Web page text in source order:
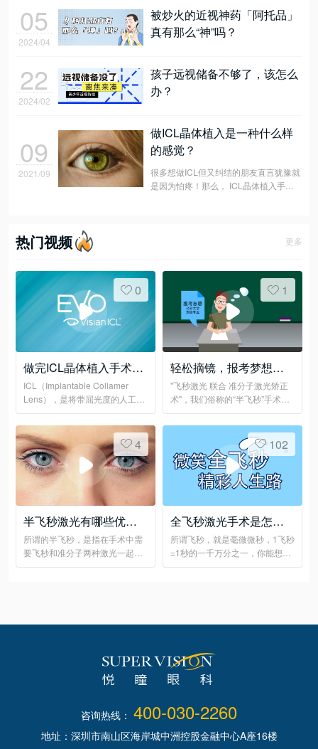
05
2024/04
被炒火的近视神药「阿托品」
真有那么“神”吗？
22
2024/02
孩子远视储备不够了，该怎么
办？
09
2021/09
做ICL晶体植入是一种什么样
的感觉？
很多想做ICL但又纠结的朋友直言犹豫就
是因为怕疼！那么， ICL晶体植入手术
热门视频 更多
做完ICL晶体植入手术，
可以潜水、攀岩......吗？
ICL（Implantable Collamer
Lens），是将带屈光度的人工晶
体植入虹膜与晶体之间，来达到
矫正近视的目的。
0
轻松摘镜，报考梦想职
业
"飞秒激光 联合 准分子激光矫正
术"，我们俗称的“半飞秒”手术，
全程无刀、无痛、快捷！
1
半飞秒激光有哪些优
点？
所谓的半飞秒，是指在手术中需
要飞秒和准分子两种激光一起完
成的全激光手术
4
全飞秒激光手术是怎么
做的
所谓飞秒，就是毫微微秒，1飞秒
=1秒的一千万分之一，你能想象
这有多快吗？
102
咨询热线： 400-030-2260
地址：深圳市南山区海岸城中洲控股金融中心A座16楼